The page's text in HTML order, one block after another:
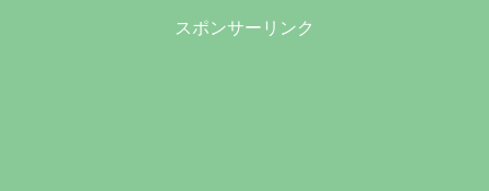
スポンサーリンク